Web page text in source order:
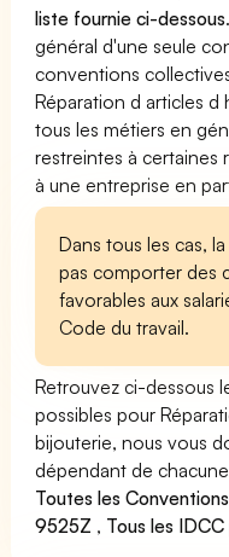
liste fournie ci-dessous
général d'une seule
conventions
Réparation d articles
tous les métiers en
restreintes à certaines
à une entreprise en
Dans tous les cas,
pas comporter des
favorables aux
Code du travail.
Retrouvez ci-dessous
possibles pour
bijouterie, nous vous
dépendant de
Toutes les
9525Z , Tous les